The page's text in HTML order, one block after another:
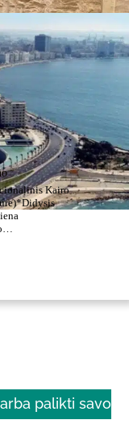
Kairo
palikti savo